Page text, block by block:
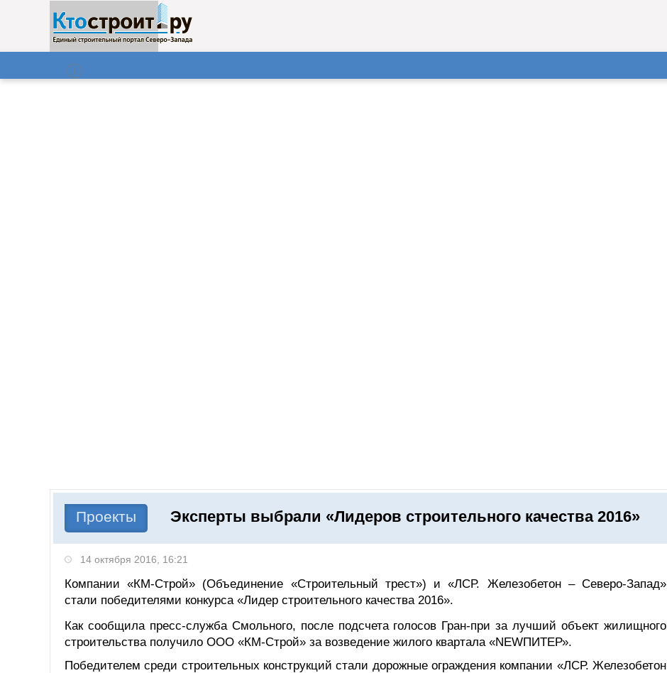
Поиск
НОВОСТИ
Проекты Эксперты выбрали «Лидеров строительного качества 2016»
14 октября 2016, 16:21
Компании «КМ-Строй» (Объединение «Строительный трест») и «ЛСР. Железобетон – Северо-Запад»
стали победителями конкурса «Лидер строительного качества 2016».
Как сообщила пресс-служба Смольного, после подсчета голосов Гран-при за лучший объект жилищного
строительства получило ООО «КМ-Строй» за возведение жилого квартала «NEWПИТЕР».
Победителем среди строительных конструкций стали дорожные ограждения компании «ЛСР. Железобетон